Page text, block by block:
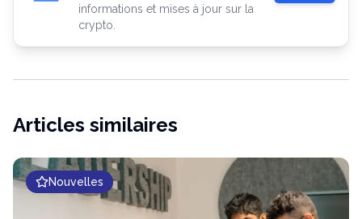
informations et mises à jour sur la
crypto.
Articles similaires
Nouvelles